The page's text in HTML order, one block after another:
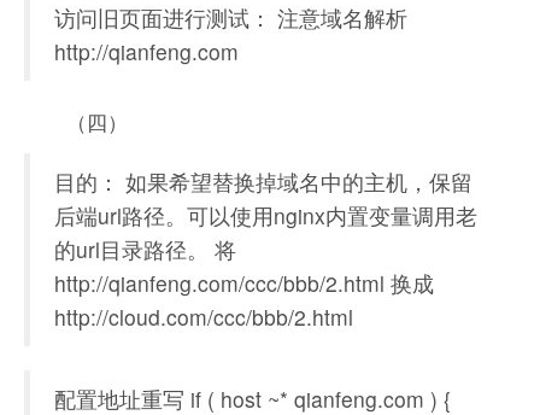
访问旧页面进行测试： 注意域名解析
http://qianfeng.com
（四）
目的： 如果希望替换掉域名中的主机，保留
后端url路径。可以使用nginx内置变量调用老
的url目录路径。 将
http://qianfeng.com/ccc/bbb/2.html 换成
http://cloud.com/ccc/bbb/2.html
配置地址重写 if ( host ~* qianfeng.com ) {